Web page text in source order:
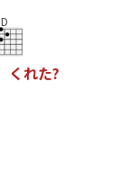
D
く れた?